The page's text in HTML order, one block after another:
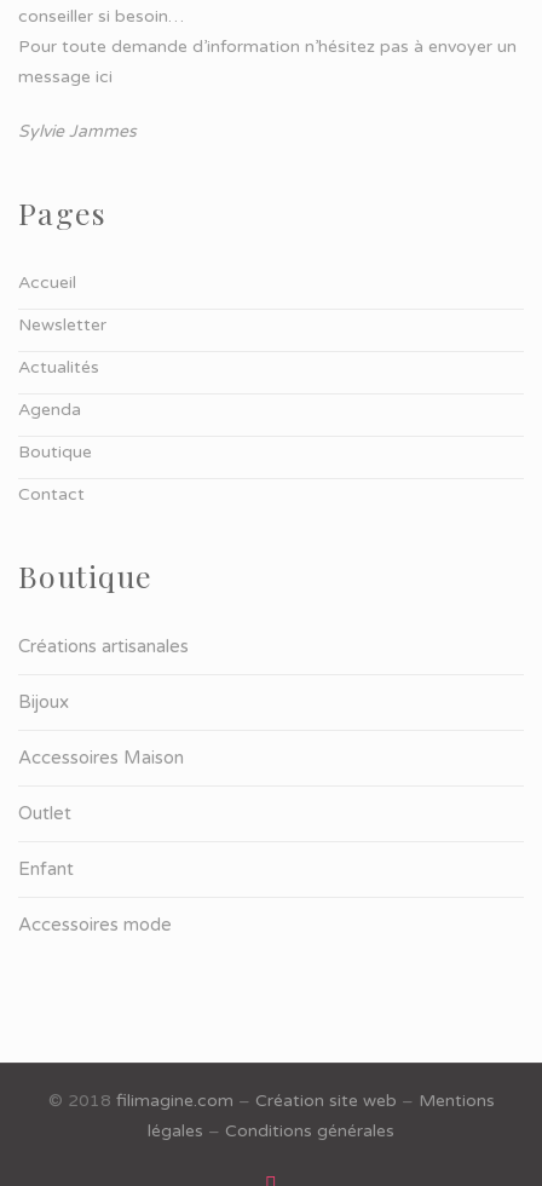
conseiller si besoin…
Pour toute demande d’information n’hésitez pas à envoyer un
message ici
Sylvie Jammes
Pages
Accueil
Newsletter
Actualités
Agenda
Boutique
Contact
Boutique
Créations artisanales
Bijoux
Accessoires Maison
Outlet
Enfant
Accessoires mode
© 2018 filimagine.com – Création site web – Mentions
légales – Conditions générales